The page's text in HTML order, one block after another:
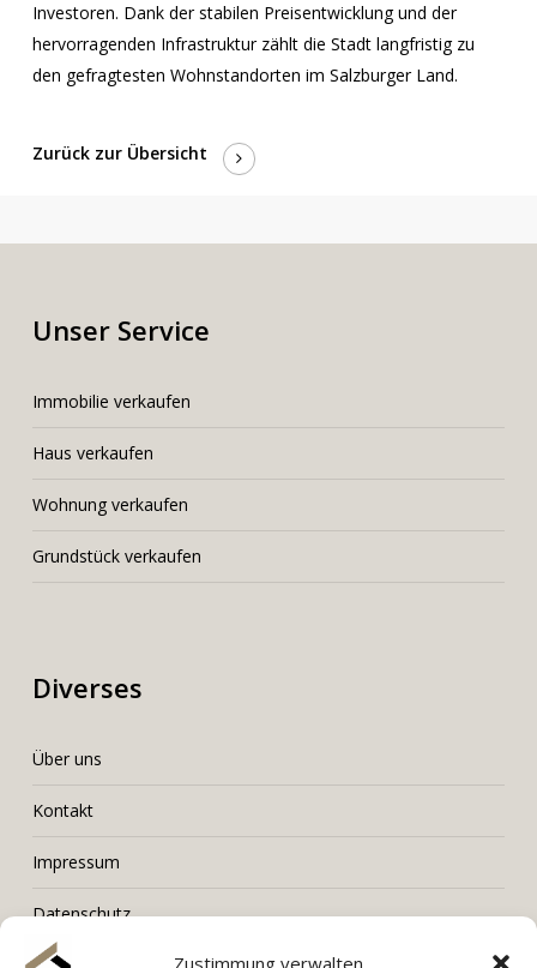
Zustimmung verwalten
Investoren. Dank der stabilen Preisentwicklung und der
hervorragenden Infrastruktur zählt die Stadt langfristig zu
den gefragtesten Wohnstandorten im Salzburger Land.
Zurück zur Übersicht
Unser Service
Immobilie verkaufen
Haus verkaufen
Wohnung verkaufen
Grundstück verkaufen
Diverses
Über uns
Kontakt
Impressum
Datenschutz